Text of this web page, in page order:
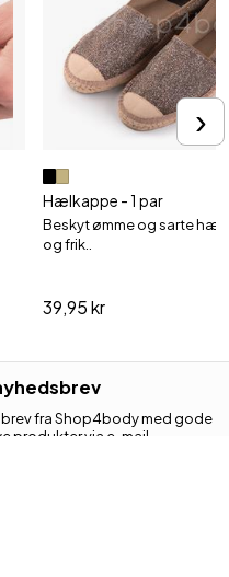
Hælkappe - 1 par
Beskyt ømme og sarte
og frik..
39,95 kr
›
fra Shop4body med gode
produkter via e-mail.